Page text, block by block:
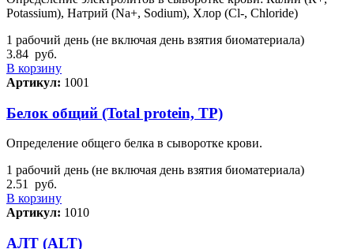
Potassium), Натрий (Na+, Sodium), Хлор (Сl-, Chloride)
1 рабочий день (не включая день взятия биоматериала)
3.84 руб.
В корзину
Артикул: 1001
Белок общий (Total protein, TP)
Определение общего белка в сыворотке крови.
1 рабочий день (не включая день взятия биоматериала)
2.51
руб.
В корзину
Артикул: 1010
АЛТ (ALT)